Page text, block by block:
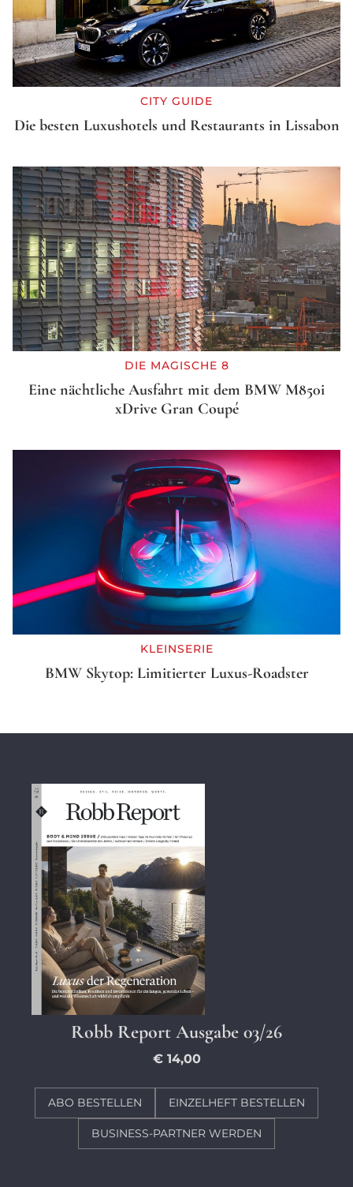
CITY GUIDE
Die besten Luxushotels und Restaurants in Lissabon
DIE MAGISCHE 8
Eine nächtliche Ausfahrt mit dem BMW M850i
xDrive Gran Coupé
KLEINSERIE
BMW Skytop: Limitierter Luxus-Roadster
Robb Report Ausgabe 03/26
€ 14,00
ABO BESTELLEN EINZELHEFT BESTELLEN
BUSINESS-PARTNER WERDEN